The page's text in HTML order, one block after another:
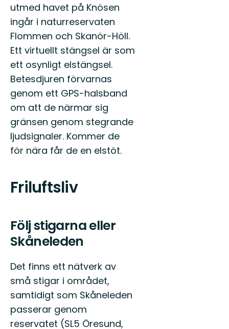
utmed havet på Knösen
ingår i naturreservaten
Flommen och Skanör-Höll.
Ett virtuellt stängsel är som
ett osynligt elstängsel.
Betesdjuren förvarnas
genom ett GPS-halsband
om att de närmar sig
gränsen genom stegrande
ljudsignaler. Kommer de
för nära får de en elstöt.
Friluftsliv
Följ stigarna eller
Skåneleden
Det finns ett nätverk av
små stigar i området,
samtidigt som Skåneleden
passerar genom
reservatet (SL5 Öresund,